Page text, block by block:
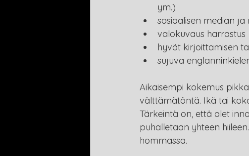
ym.)
sosiaalisen median
valokuvaus harrastus
hyvät kirjoittamisen
sujuva
Aikaisempi kokemus
välttämätöntä. Ikä tai
Tärkeintä on, että olet
puhalletaan yhteen
hommassa.